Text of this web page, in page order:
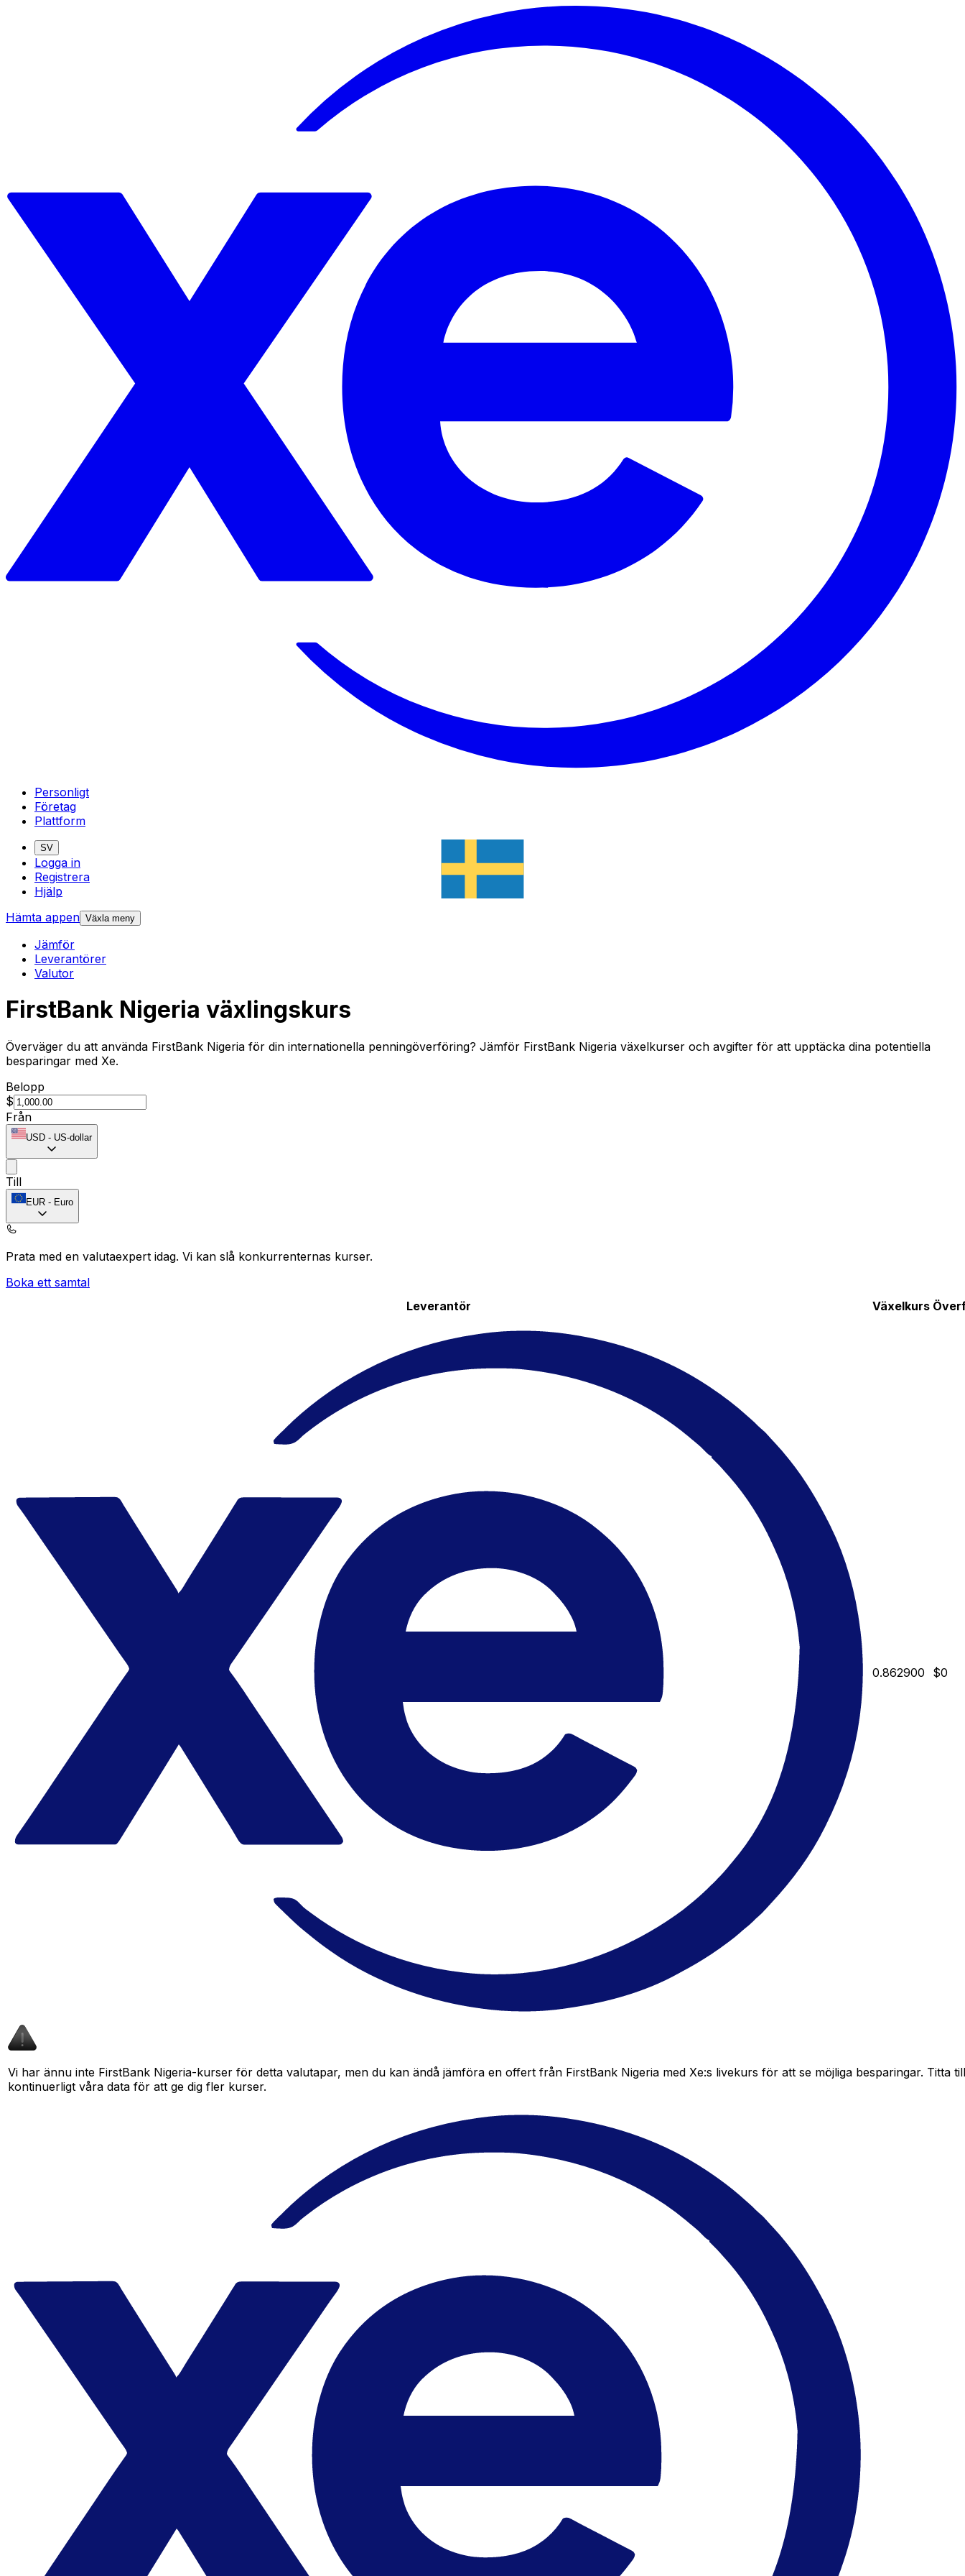
Personligt
Företag
Plattform
SV
Logga in
Registrera
Hjälp
Hämta appen Växla meny
Jämför
Leverantörer
Valutor
FirstBank Nigeria växlingskurs
Överväger du att använda FirstBank Nigeria för din internationella penningöverföring? Jämför FirstBank Nigeria växelkurser och avgifter för att upptäcka dina potentiella
besparingar med Xe.
Belopp
$
Från
USD - US-dollar
Till
EUR - Euro
Prata med en valutaexpert idag. Vi kan slå konkurrenternas kurser.
Boka ett samtal
Leverantör
Växelkurs
0.862900 $0
Vi har ännu inte FirstBank Nigeria-kurser för detta valutapar, men du kan ändå jämföra en offert från FirstBank Nigeria med Xe:s livekurs för att se möjliga besparingar. Titta
kontinuerligt våra data för att ge dig fler kurser.